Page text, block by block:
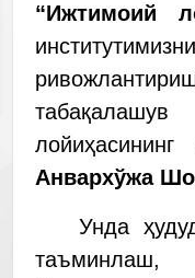
“Ижтимоий
Анвархўжа
Унда